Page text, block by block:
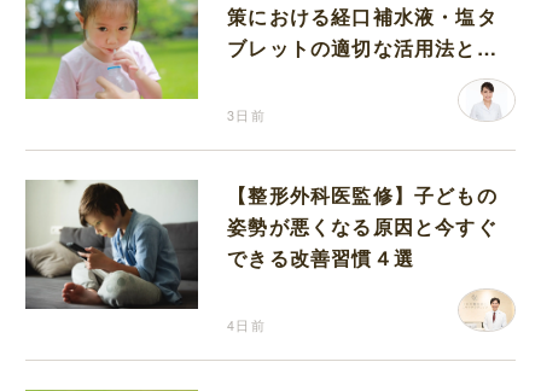
策における経口補水液・塩タ
ブレットの適切な活用法と水
3日前
【整形外科医監修】子どもの
姿勢が悪くなる原因と今すぐ
できる改善習慣４選
4日前